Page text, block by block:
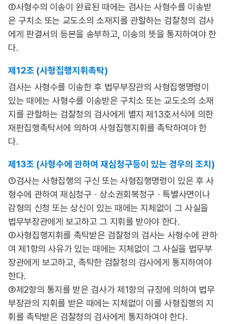
②사형수의 이송이 완료된 때에는 검사는 사형수를 이송받
은 구치소 또는 교도소의 소재지를 관할하는 검찰청의 검사
에게 판결서의 등본을 송부하고, 이송의 뜻을 통지하여야 한
다.
제12조 (사형집행지휘촉탁)
검사는 사형수를 이송한 후 법무부장관의 사형집행명령이
있는 때에는 사형수를 이송받은 구치소 또는 교도소의 소재
지를 관할하는 검찰청의 검사에게 별지 제13호서식에 의한
재판집행촉탁서에 의하여 사형집행지휘를 촉탁하여야 한
다.
제13조 (사형수에 관하여 재심청구등이 있는 경우의 조치)
①검사는 사형집행의 구신 또는 사형집행명령이 있은 후 사
형수에 관하여 재심청구ㆍ상소권회복청구ㆍ특별사면이나
감형의 신청 또는 상신이 있는 때에는 지체없이 그 사실을
법무부장관에게 보고하고 그 지휘를 받아야 한다.
②사형집행지휘를 촉탁받은 검찰청의 검사는 사형수에 관하
여 제1항의 사유가 있는 때에는 지체없이 그 사실을 법무부
장관에게 보고하고, 촉탁한 검찰청의 검사에게 통지하여야
한다.
③제2항의 통지를 받은 검사가 제1항의 규정에 의하여 법무
부장관의 지휘를 받은 때에는 지체없이 이를 사형집행의 지
휘를 촉탁받은 검찰청의 검사에게 통지하여야 한다.